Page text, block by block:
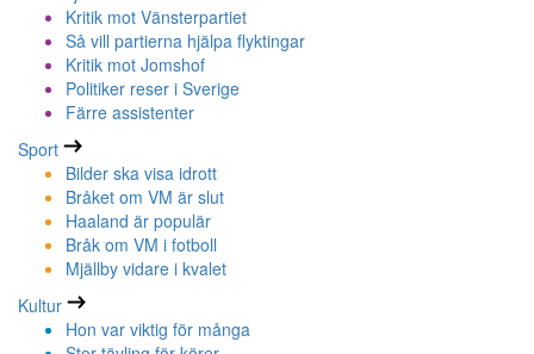
Kritik mot Vänsterpartiet
Så vill partierna hjälpa flyktingar
Kritik mot Jomshof
Politiker reser i Sverige
Färre assistenter
Sport
Bilder ska visa idrott
Bråket om VM är slut
Haaland är populär
Bråk om VM i fotboll
Mjällby vidare i kvalet
Kultur
Hon var viktig för många